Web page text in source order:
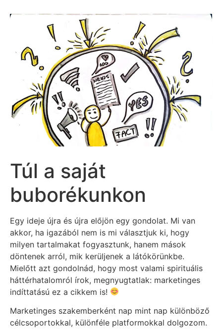
Túl a saját
buborékunkon
Egy ideje újra és újra előjön egy gondolat. Mi van
akkor, ha igazából nem is mi választjuk ki, hogy
milyen tartalmakat fogyasztunk, hanem mások
döntenek arról, mik kerüljenek a látókörünkbe.
Mielőtt azt gondolnád, hogy most valami spirituális
háttérhatalomról írok, megnyugtatlak: marketinges
indíttatású ez a cikkem is!
Marketinges szakemberként nap mint nap különböző
célcsoportokkal, különféle platformokkal dolgozom.